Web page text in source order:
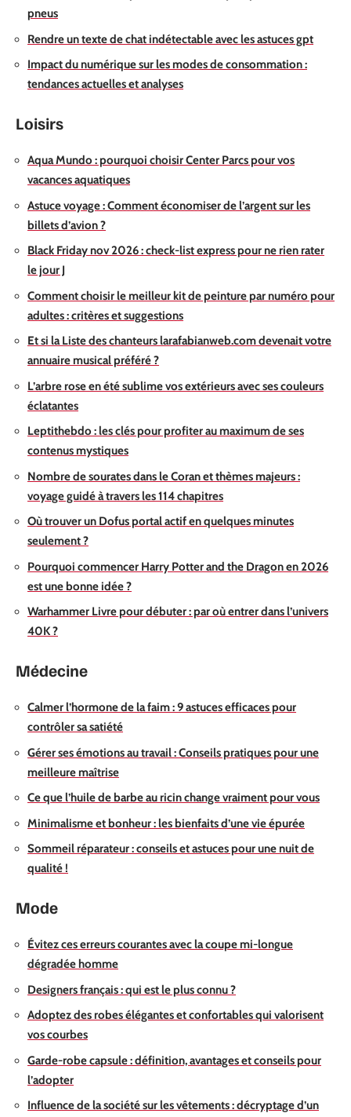
pneus
Rendre un texte de chat indétectable avec les astuces gpt
Impact du numérique sur les modes de consommation :
tendances actuelles et analyses
Loisirs
Aqua Mundo : pourquoi choisir Center Parcs pour vos
vacances aquatiques
Astuce voyage : Comment économiser de l’argent sur les
billets d’avion ?
Black Friday nov 2026 : check-list express pour ne rien rater
le jour J
Comment choisir le meilleur kit de peinture par numéro pour
adultes : critères et suggestions
Et si la Liste des chanteurs larafabianweb.com devenait votre
annuaire musical préféré ?
L’arbre rose en été sublime vos extérieurs avec ses couleurs
éclatantes
Leptithebdo : les clés pour profiter au maximum de ses
contenus mystiques
Nombre de sourates dans le Coran et thèmes majeurs :
voyage guidé à travers les 114 chapitres
Où trouver un Dofus portal actif en quelques minutes
seulement ?
Pourquoi commencer Harry Potter and the Dragon en 2026
est une bonne idée ?
Warhammer Livre pour débuter : par où entrer dans l’univers
40K ?
Médecine
Calmer l’hormone de la faim : 9 astuces efficaces pour
contrôler sa satiété
Gérer ses émotions au travail : Conseils pratiques pour une
meilleure maîtrise
Ce que l’huile de barbe au ricin change vraiment pour vous
Minimalisme et bonheur : les bienfaits d’une vie épurée
Sommeil réparateur : conseils et astuces pour une nuit de
qualité !
Mode
Évitez ces erreurs courantes avec la coupe mi-longue
dégradée homme
Designers français : qui est le plus connu ?
Adoptez des robes élégantes et confortables qui valorisent
vos courbes
Garde-robe capsule : définition, avantages et conseils pour
l’adopter
Influence de la société sur les vêtements : décryptage d’un